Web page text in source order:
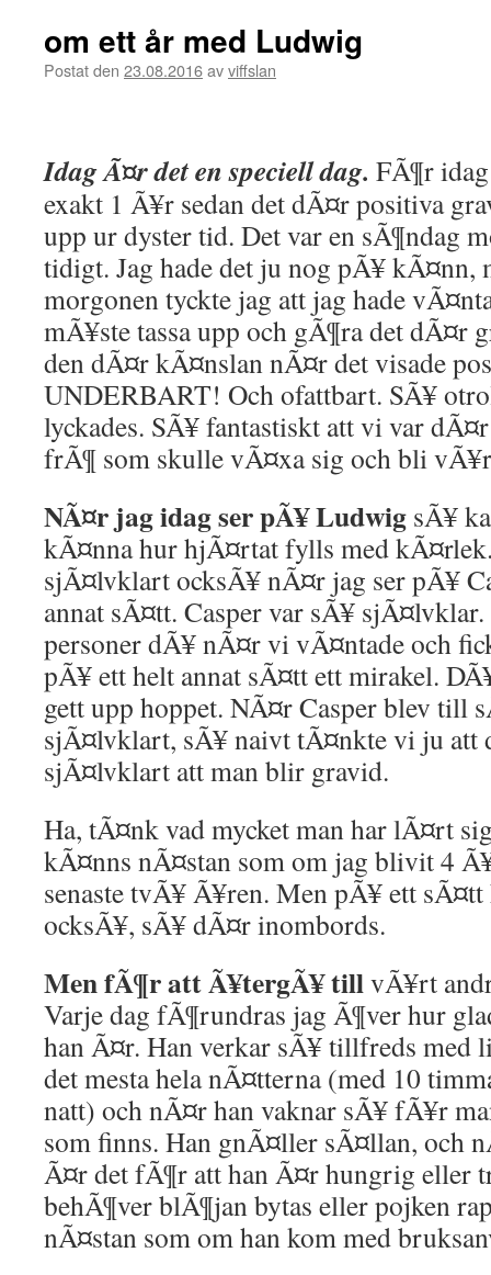
om ett år med Ludwig
Postat den 23.08.2016avviffslan
Idag Ã¤r det en speciell dag. FÃ¶r
exakt 1 Ã¥r sedan det dÃ¤r positiva
upp ur dyster tid. Det var en sÃ¶ndag
tidigt. Jag hade det ju nog pÃ¥ kÃ¤nn,
morgonen tyckte jag att jag hade
mÃ¥ste tassa upp och gÃ¶ra det dÃ¤r
den dÃ¤r kÃ¤nslan nÃ¤r det visade
UNDERBART! Och ofattbart. SÃ¥
lyckades. SÃ¥ fantastiskt att vi var
frÃ¶ som skulle vÃ¤xa sig och bli
NÃ¤r jag idag ser pÃ¥ Ludwig sÃ¥
kÃ¤nna hur hjÃ¤rtat fylls med
sjÃ¤lvklart ocksÃ¥ nÃ¤r jag ser pÃ¥
annat sÃ¤tt. Casper var sÃ¥
personer dÃ¥ nÃ¤r vi vÃ¤ntade och
pÃ¥ ett helt annat sÃ¤tt ett mirakel.
gett upp hoppet. NÃ¤r Casper blev till
sjÃ¤lvklart, sÃ¥ naivt tÃ¤nkte vi ju att
sjÃ¤lvklart att man blir gravid.
Ha, tÃ¤nk vad mycket man har lÃ¤rt
kÃ¤nns nÃ¤stan som om jag blivit 4
senaste tvÃ¥ Ã¥ren. Men pÃ¥ ett sÃ¤tt
ocksÃ¥, sÃ¥ dÃ¤r inombords.
Men fÃ¶r att Ã¥tergÃ¥ tillvÃ¥rt
Varje dag fÃ¶rundras jag Ã¶ver hur
han Ã¤r. Han verkar sÃ¥ tillfreds med
det mesta hela nÃ¤tterna (med 10
natt) och nÃ¤r han vaknar sÃ¥ fÃ¥r
som finns. Han gnÃ¤ller sÃ¤llan, och
Ã¤r det fÃ¶r att han Ã¤r hungrig eller
behÃ¶ver blÃ¶jan bytas eller pojken
nÃ¤stan som om han kom med